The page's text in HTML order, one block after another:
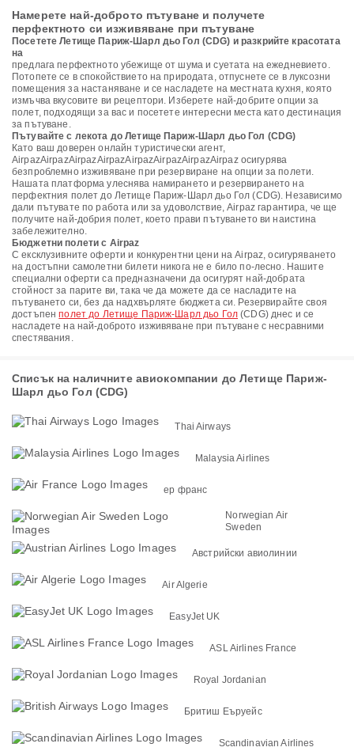
Намерете най-доброто пътуване и получете
перфектното си изживяване при пътуване
Посетете Летище Париж-Шарл дьо Гол (CDG) и разкрийте красотата
на
предлага перфектното убежище от шума и суетата на ежедневието.
Потопете се в спокойствието на природата, отпуснете се в луксозни
помещения за настаняване и се насладете на местната кухня, която
измъчва вкусовите ви рецептори. Изберете най-добрите опции за
полет, подходящи за вас и посетете интересни места като дестинация
за пътуване.
Пътувайте с лекота до Летище Париж-Шарл дьо Гол (CDG)
Като ваш доверен онлайн туристически агент,
AirpazAirpazAirpazAirpazAirpazAirpazAirpazAirpaz осигурява
безпроблемно изживяване при резервиране на опции за полети.
Нашата платформа улеснява намирането и резервирането на
перфектния полет до Летище Париж-Шарл дьо Гол (CDG). Независимо
дали пътувате по работа или за удоволствие, Airpaz гарантира, че ще
получите най-добрия полет, което прави пътуването ви наистина
забележително.
Бюджетни полети с Airpaz
С ексклузивните оферти и конкурентни цени на Airpaz, осигуряването
на достъпни самолетни билети никога не е било по-лесно. Нашите
специални оферти са предназначени да осигурят най-добрата
стойност за парите ви, така че да можете да се насладите на
пътуването си, без да надхвърляте бюджета си. Резервирайте своя
достъпенполет до Летище Париж-Шарл дьо Гол (CDG) днес и се
насладете на най-доброто изживяване при пътуване с несравними
спестявания.
Списък на наличните авиокомпании до Летище Париж-
Шарл дьо Гол (CDG)
Thai Airways
Malaysia Airlines
ер франс
Norwegian Air
Sweden
Австрийски авиолинии
Air Algerie
EasyJet UK
ASL Airlines France
Royal Jordanian
Бритиш Еъруейс
Scandinavian Airlines